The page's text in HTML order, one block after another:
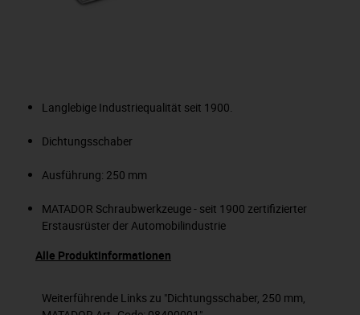
Langlebige Industriequalität seit 1900.
Dichtungsschaber
Ausführung: 250 mm
MATADOR Schraubwerkzeuge - seit 1900 zertifizierter
Erstausrüster der Automobilindustrie
Alle Produktinformationen
Weiterführende Links zu "Dichtungsschaber, 250 mm,